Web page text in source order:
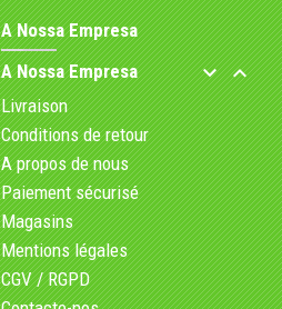
A Nossa Empresa
A Nossa Empresa

Livraison
Conditions de retour
A propos de nous
Paiement sécurisé
Magasins
Mentions légales
CGV / RGPD